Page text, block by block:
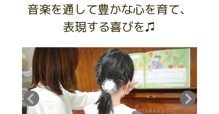
音楽を通して豊かな心を育て、
表現する喜びを♫